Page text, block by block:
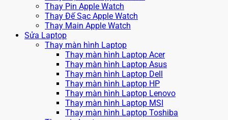
Thay Pin Apple Watch
Thay Đế Sạc Apple Watch
Thay Main Apple Watch
Sửa Laptop
Thay màn hình Laptop
Thay màn hình Laptop Acer
Thay màn hình Laptop Asus
Thay màn hình Laptop Dell
Thay màn hình Laptop HP
Thay màn hình Laptop Lenovo
Thay màn hình Laptop MSI
Thay màn hình Laptop Toshiba